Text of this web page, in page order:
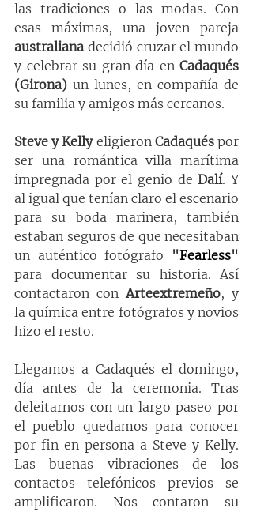
las tradiciones o las modas. Con
australiana decidió cruzar el mundo
y celebrar su gran día en Cadaqués
(Girona) un lunes, en compañía de
su familia y amigos más cercanos.
Steve y Kelly eligieron Cadaqués por
ser una romántica villa marítima
impregnada por el genio de Dalí. Y
al igual que tenían claro el escenario
para su boda marinera, también
estaban seguros de que necesitaban
un auténtico fotógrafo "Fearless"
para documentar su historia. Así
contactaron con Arteextremeño, y
la química entre fotógrafos y novios
hizo el resto.
Llegamos a Cadaqués el domingo,
día antes de la ceremonia. Tras
deleitarnos con un largo paseo por
el pueblo quedamos para conocer
por fin en persona a Steve y Kelly.
Las buenas vibraciones de los
contactos telefónicos previos se
amplificaron. Nos contaron su